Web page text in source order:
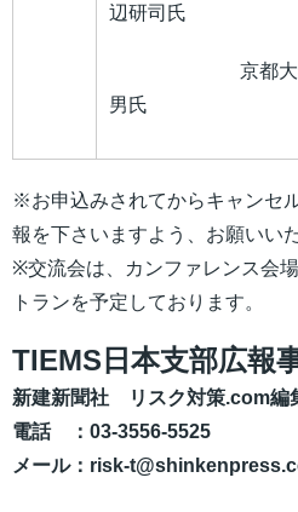
辺研司氏
京都大学防
男氏
※お申込みされてからキャンセ
報を下さいますよう、お願いい
※交流会は、カンファレンス会
トランを予定しております。
TIEMS日本支部広報
新建新聞社 リスク対策.com編
電話 ： 03-3556-5525
メール：risk-